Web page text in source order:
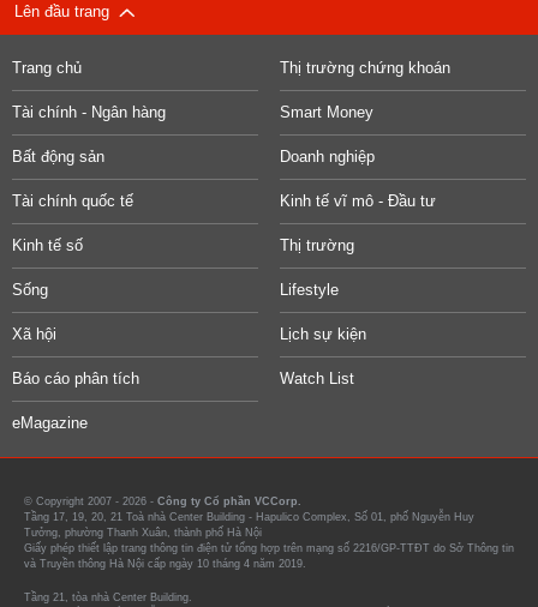
Lên đầu trang
Trang chủ Thị trường chứng khoán
Tài chính - Ngân hàng Smart Money
Bất động sản Doanh nghiệp
Tài chính quốc tế Kinh tế vĩ mô - Đầu tư
Kinh tế số Thị trường
Sống Lifestyle
Xã hội Lịch sự kiện
Báo cáo phân tích Watch List
eMagazine
© Copyright 2007 - 2026 - Công ty Cổ phần VCCorp.
Tầng 17, 19, 20, 21 Toà nhà Center Building - Hapulico Complex, Số 01, phố Nguyễn Huy
Tưởng, phường Thanh Xuân, thành phố Hà Nội
Giấy phép thiết lập trang thông tin điện tử tổng hợp trên mạng số 2216/GP-TTĐT do Sở Thông tin
và Truyền thông Hà Nội cấp ngày 10 tháng 4 năm 2019.
Tầng 21, tòa nhà Center Building.